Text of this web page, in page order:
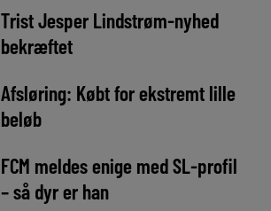
Trist Jesper Lindstrøm-nyhed
bekræftet
Afsløring: Købt for ekstremt lille
beløb
FCM meldes enige med SL-profil
– så dyr er han